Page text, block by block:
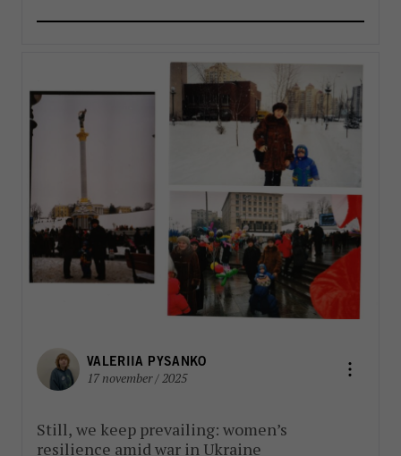
välkommen del i reformarbetet är stärkandet av
VALERIIA PYSANKO
17 november / 2025
Still, we keep prevailing: women’s
resilience amid war in Ukraine